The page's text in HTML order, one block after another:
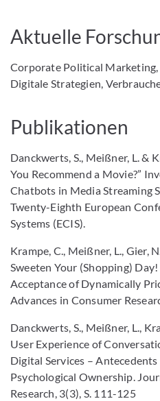
Aktuelle
Corporate Political
Digitale Strategien,
Publikationen
Danckwerts, S., Meißner, L. &
You Recommend a Movie?”
Chatbots in Media Streaming
Twenty-Eighth European
Systems (ECIS).
Krampe, C., Meißner, L., Gier,
Sweeten Your (Shopping)
Acceptance of Dynamically
Advances in Consumer
Danckwerts, S., Meißner, L.,
User Experience of
Digital Services –
Psychological Ownership.
Research, 3(3), S. 111-125